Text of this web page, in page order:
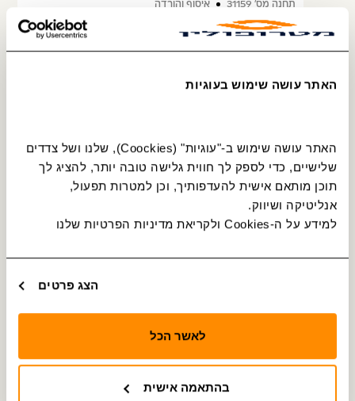
האתר עושה שימוש בעוגיות
אנליטיקה ושיווק.
למידע על ה-Cookies ולקריאת מדיניות הפרטיות שלנו
הצג פרטים
לאשר הכל
בהתאמה אישית
תחנה מס׳ 31159 איסוף והורדה
24
קרית אונו
יהודה הלוי/ישעיהו
25
גני תקווה
26
גני תקווה
הרי יהודה / הרמה
תחנה מס׳ 31053 איסוף והורדה
27
דרך האגמים/דרך אילות
תחנה מס׳ 31195 איסוף והורדה